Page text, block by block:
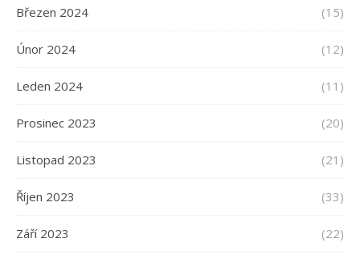
Březen 2024 (15)
Únor 2024 (12)
Leden 2024 (11)
Prosinec 2023 (20)
Listopad 2023 (21)
Říjen 2023 (33)
Září 2023 (22)